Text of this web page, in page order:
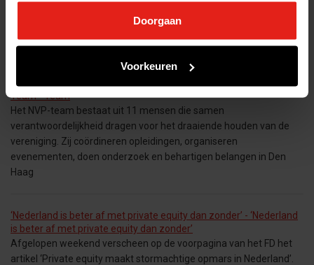
Doorgaan
Voorkeuren
(private equity en venture capital) investeerden in 2021 volop in
Nederlandse bedrijven en haalden nieuwe fondsen op bij
beleggers. Vooral buitenlandse venture capitalists investeerden
Team - Team
Het NVP-team bestaat uit 11 mensen die samen
verantwoordelijkheid dragen voor het draaiende houden van de
vereniging. Zij coördineren opleidingen, organiseren
evenementen, doen onderzoek en behartigen belangen in Den
Haag
‘Nederland is beter af met private equity dan zonder’ - ‘Nederland
is beter af met private equity dan zonder’
Afgelopen weekend verscheen op de voorpagina van het FD het
artikel ‘Private equity maakt stormachtige opmars in Nederland’.